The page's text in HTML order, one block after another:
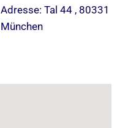
Adresse: Tal 44 , 80331
München